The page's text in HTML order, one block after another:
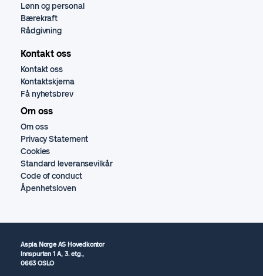
Lønn og personal
Bærekraft
Rådgivning
Kontakt oss
Kontakt oss
Kontaktskjema
Få nyhetsbrev
Om oss
Om oss
Privacy Statement
Cookies
Standard leveransevilkår
Code of conduct
Åpenhetsloven
Aspia Norge AS Hovedkontor
Innspurten 1 A, 3. etg.,
0663 OSLO